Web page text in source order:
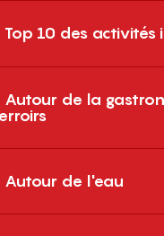
Top 10 des activités
Autour de la
Autour de l'eau